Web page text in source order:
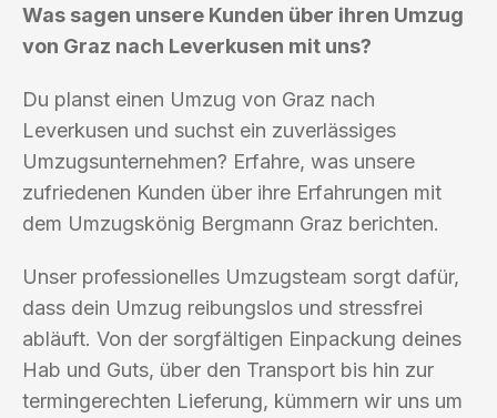
Was sagen unsere Kunden über ihren Umzug
von Graz nach Leverkusen mit uns?
Du planst einen Umzug von Graz nach
Leverkusen und suchst ein zuverlässiges
Umzugsunternehmen? Erfahre, was unsere
zufriedenen Kunden über ihre Erfahrungen mit
dem Umzugskönig Bergmann Graz berichten.
Unser professionelles Umzugsteam sorgt dafür,
dass dein Umzug reibungslos und stressfrei
abläuft. Von der sorgfältigen Einpackung deines
Hab und Guts, über den Transport bis hin zur
termingerechten Lieferung, kümmern wir uns um